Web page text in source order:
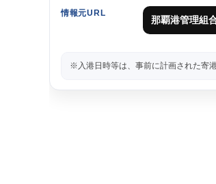
情報元URL
那覇港管理組
※入港日時等は、事前に計画された寄